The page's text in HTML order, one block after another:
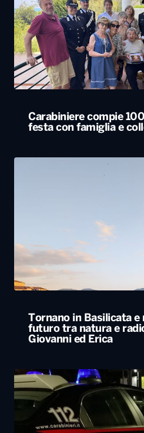
Carabiniere compie
festa con famiglia e
Tornano in Basilicata
futuro tra natura e
Giovanni ed Erica